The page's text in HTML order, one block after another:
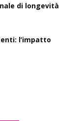
di longevità
l’impatto